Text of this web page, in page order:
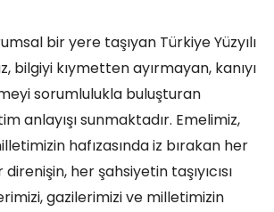
bir yere taşıyan Türkiye Yüzyılı
bilgiyi kıymetten ayırmayan, kanıyı
sorumlulukla buluşturan
anlayışı sunmaktadır. Emelimiz,
hafızasında iz bırakan her
her şahsiyetin taşıyıcısı
gazilerimizi ve milletimizin